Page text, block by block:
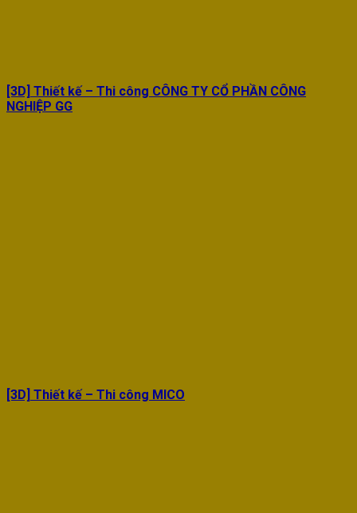
[3D] Thiết kế – Thi công CÔNG TY CỔ PHẦN CÔNG
NGHIỆP GG
[3D] Thiết kế – Thi công MICO